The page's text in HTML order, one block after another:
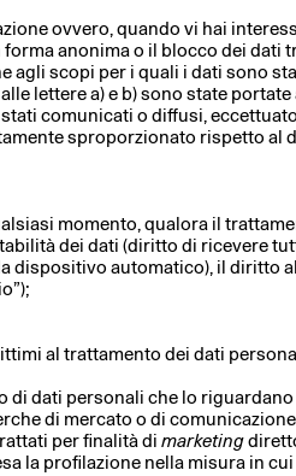
ovvero, quando vi hai
anonima o il blocco dei
agli scopi per i quali i dati sono
lettere a) e b) sono state
comunicati o diffusi,
sproporzionato rispetto al
momento, qualora il
dei dati (diritto di ricevere
dispositivo automatico), il diritto
al trattamento dei dati
di dati personali che lo
di mercato o di
per finalità dimarketing
la profilazione nella misura in